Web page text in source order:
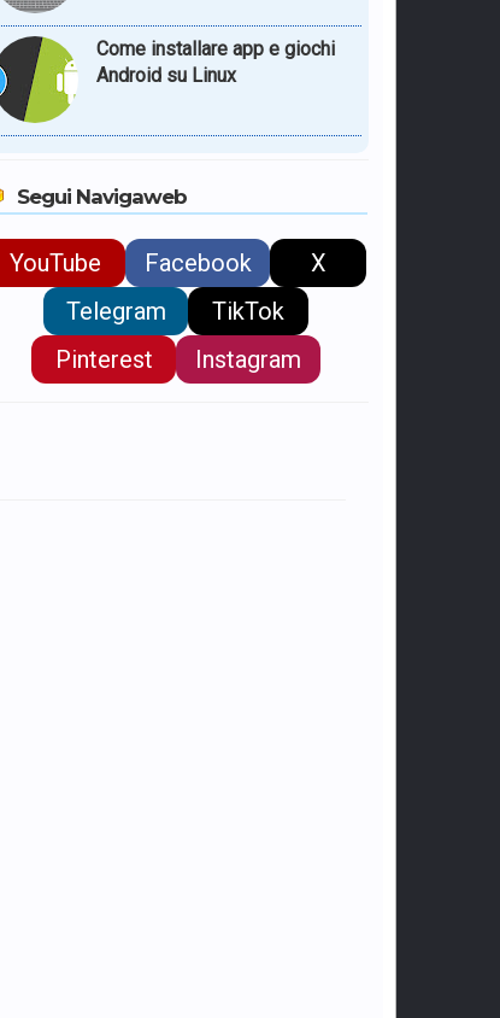
Come installare app e giochi
Android su Linux
Segui Navigaweb
YouTube Facebook
X
Telegram
TikTok
Pinterest
Instagram